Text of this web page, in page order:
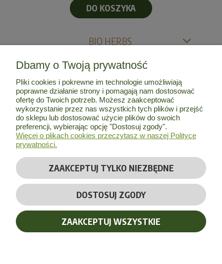
DO KOSZYKA
BIO HERBS
MOJE KONTO
INFORMACJE
O NAS
© Copyright 2026 byBio Herbs| Wszelkie prawa zastrzeżone
Realizacja:
POKAŻ PEŁNĄ WERSJĘ STRONY
Dbamy o Twoją prywatność
Pliki cookies i pokrewne im technologie umożliwiają
poprawne działanie strony i pomagają nam dostosować
ofertę do Twoich potrzeb. Możesz zaakceptować
wykorzystanie przez nas wszystkich tych plików i przejść
do sklepu lub dostosować użycie plików do swoich
preferencji, wybierając opcję "Dostosuj zgody".
Więcej o plikach cookies przeczytasz w naszej Polityce
prywatności.
ZAAKCEPTUJ TYLKO NIEZBĘDNE
DOSTOSUJ ZGODY
ZAAKCEPTUJ WSZYSTKIE